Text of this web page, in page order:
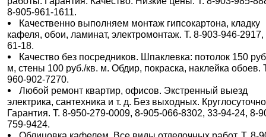
8-905-961-1611.
Качественно выполняем монтаж гипсокартона, кладку
кафеля, обои, ламинат, электромонтаж. Т. 8-903-946-2917,
61-18.
Качество без посредников. Шпаклевка: потолок 150
м, стены 100 руб./кв. м. Обдир, покраска, наклейка обоев.
960-902-7270.
Любой ремонт квартир, офисов. Экстренный выезд
электрика, сантехника и т. д. Без выходных.
Гарантия. Т. 8-950-279-0009, 8-905-066-8302, 33-94-24, 8-
759-9424.